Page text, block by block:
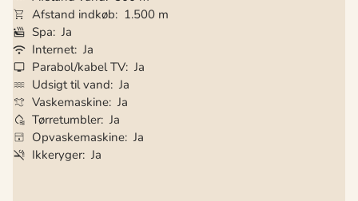
Afstand indkøb
1.500 m
Spa Ja
Internet Ja
Parabol/kabel TV Ja
Udsigt til vand Ja
Vaskemaskine Ja
Tørretumbler Ja
Opvaskemaskine Ja
Ikkeryger Ja